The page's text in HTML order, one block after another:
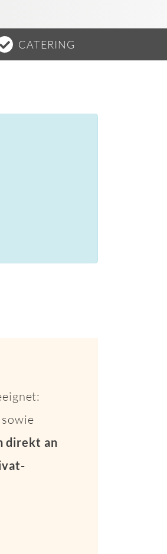
CATERING
direkt an